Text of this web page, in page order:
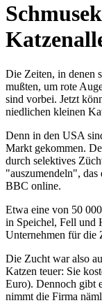
Die Zeiten, in denen
mußten, um rote
sind vorbei. Jetzt
niedlichen kleinen
Denn in den USA
Markt gekommen.
durch selektives
"auszumendeln",
BBC online.
Etwa eine von 50
in Speichel, Fell und
Unternehmen für die
Die Zucht war also
Katzen teuer: Sie
Euro). Dennoch gibt
nimmt die Firma